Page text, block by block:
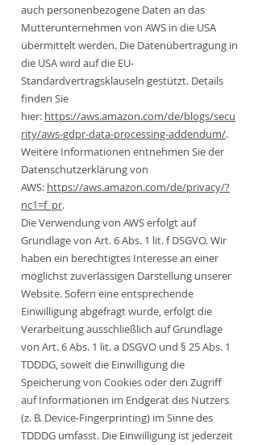
auch personenbezogene Daten an das
Mutterunternehmen von AWS in die USA
übermittelt werden. Die Datenübertragung in
die USA wird auf die EU-
Standardvertragsklauseln gestützt. Details
finden Sie
hier: https://aws.amazon.com/de/blogs/secu
rity/aws-gdpr-data-processing-addendum/.
Weitere Informationen entnehmen Sie der
Datenschutzerklärung von
AWS: https://aws.amazon.com/de/privacy/?
nc1=f_pr.
Die Verwendung von AWS erfolgt auf
Grundlage von Art. 6 Abs. 1 lit. f DSGVO. Wir
haben ein berechtigtes Interesse an einer
möglichst zuverlässigen Darstellung unserer
Website. Sofern eine entsprechende
Einwilligung abgefragt wurde, erfolgt die
Verarbeitung ausschließlich auf Grundlage
von Art. 6 Abs. 1 lit. a DSGVO und § 25 Abs. 1
TDDDG, soweit die Einwilligung die
Speicherung von Cookies oder den Zugriff
auf Informationen im Endgerät des Nutzers
(z. B. Device-Fingerprinting) im Sinne des
TDDDG umfasst. Die Einwilligung ist jederzeit